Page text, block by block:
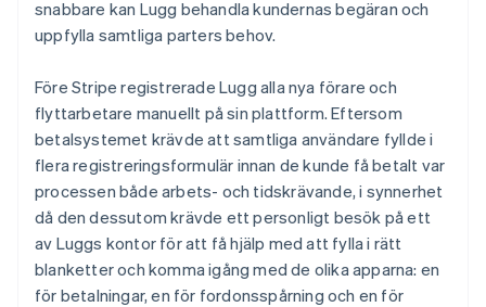
snabbare kan Lugg behandla kundernas begäran och
uppfylla samtliga parters behov.
Före Stripe registrerade Lugg alla nya förare och
flyttarbetare manuellt på sin plattform. Eftersom
betalsystemet krävde att samtliga användare fyllde i
flera registreringsformulär innan de kunde få betalt var
processen både arbets- och tidskrävande, i synnerhet
då den dessutom krävde ett personligt besök på ett
av Luggs kontor för att få hjälp med att fylla i rätt
blanketter och komma igång med de olika apparna: en
för betalningar, en för fordonsspårning och en för